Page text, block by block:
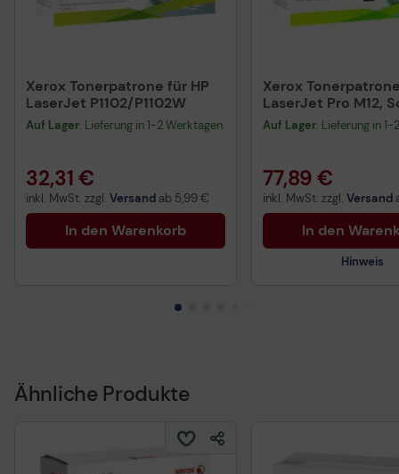
Xerox Tonerpatrone für HP
LaserJet P1102/P1102W
Auf Lager: Lieferung in 1-2 Werktagen
32,31 €
inkl. MwSt. zzgl. Versand ab 5,99 €
In den Warenkorb
Xerox
LaserJet Pro M12,
Auf Lager: Lieferung in
77,89 €
inkl. MwSt. zzgl. Versand
In den
Hinweis
Ähnliche Produkte